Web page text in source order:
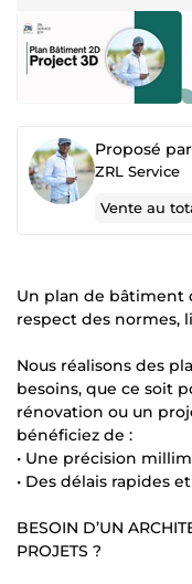
Proposé par
ZRL Service
Vente au
Un plan de bâtiment
respect des normes,
Nous réalisons des
besoins, que ce soit
rénovation ou un
bénéficiez de :
• Une précision
• Des délais rapides
BESOIN D’UN
PROJETS ?